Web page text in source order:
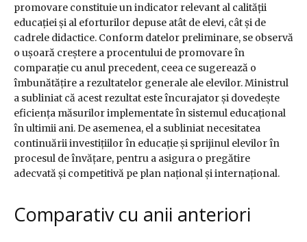
promovare constituie un indicator relevant al calității
educației și al eforturilor depuse atât de elevi, cât și de
cadrele didactice. Conform datelor preliminare, se observă
o ușoară creștere a procentului de promovare în
comparație cu anul precedent, ceea ce sugerează o
îmbunătățire a rezultatelor generale ale elevilor. Ministrul
a subliniat că acest rezultat este încurajator și dovedește
eficiența măsurilor implementate în sistemul educațional
în ultimii ani. De asemenea, el a subliniat necesitatea
continuării investițiilor în educație și sprijinul elevilor în
procesul de învățare, pentru a asigura o pregătire
adecvată și competitivă pe plan național și internațional.
Comparativ cu anii anteriori